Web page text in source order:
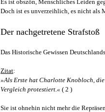
Es ist obszön, Menschliches Leiden
Doch ist es unverzeihlich, es nicht als
Der nachgetretene Strafstoß
Das Historische Gewissen
Zitat:
»Als Erste hat Charlotte Knobloch,
Vergleich protestiert.« ( 2 )
Sie ist ohnehin nicht mehr die